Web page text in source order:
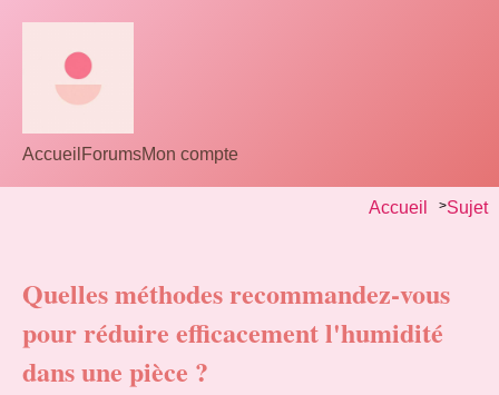
Accueil ForumsMon compte
Accueil >Sujet
Quelles méthodes recommandez-vous
pour réduire efficacement l'humidité
dans une pièce ?